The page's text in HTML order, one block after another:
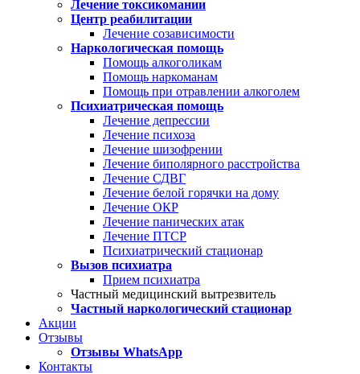
Лечение токсикомании
Центр реабилитации
Лечение созависимости
Наркологическая помощь
Помощь алкоголикам
Помощь наркоманам
Помощь при отравлении алкоголем
Психиатрическая помощь
Лечение депрессии
Лечение психоза
Лечение шизофрении
Лечение биполярного расстройства
Лечение СДВГ
Лечение белой горячки на дому
Лечение ОКР
Лечение панических атак
Лечение ПТСР
Психиатрический стационар
Вызов психиатра
Прием психиатра
Частный медицинский вытрезвитель
Частный наркологический стационар
Акции
Отзывы
Отзывы WhatsApp
Контакты